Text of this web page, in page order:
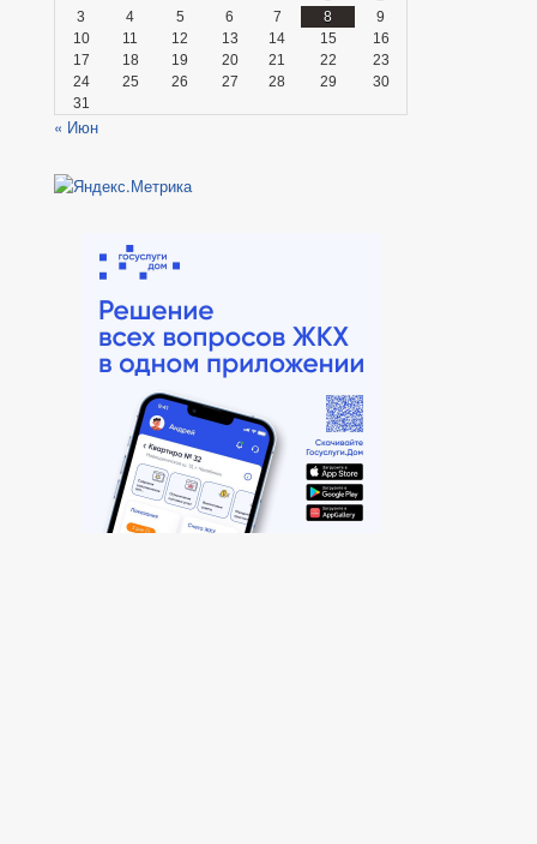
3
4 5 6 7 8
9
10
11 12 13 14 15
16
17
18 19 20 21 22
23
24
25 26 27 28 29
30
31
« Июн